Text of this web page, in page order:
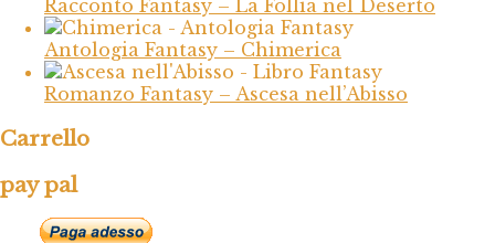
Racconto Fantasy – La Follia nel Deserto
Antologia Fantasy – Chimerica
Romanzo Fantasy – Ascesa nell’Abisso
Carrello
pay pal